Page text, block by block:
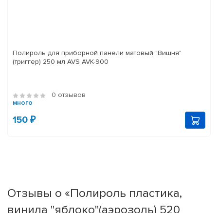
Полироль для приборной панели матовый "Вишня"
(триггер) 250 мл AVS AVK-900
0 отзывов
много
150 ₽
Отзывы о «Полироль пластика,
винила "яблоко"(аэрозоль) 520